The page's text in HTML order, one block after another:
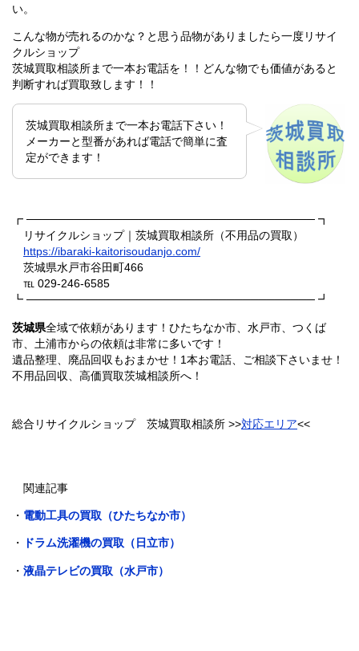
い。
こんな物が売れるのかな？と思う品物がありましたら一度リサイ
クルショップ
茨城買取相談所まで一本お電話を！！どんな物でも価値があると
判断すれば買取致します！！
茨城買取相談所まで一本お電話下さい！
メーカーと型番があれば電話で簡単に査
定ができます！
┏ ──────────────────────────────────── ┓
リサイクルショップ｜茨城買取相談所（不用品の買取）
https://ibaraki-kaitorisoudanjo.com/
茨城県水戸市谷田町466
℡ 029-246-6585
┗ ──────────────────────────────────── ┛
茨城県全域で依頼があります！ひたちなか市、水戸市、つくば
市、土浦市からの依頼は非常に多いです！
遺品整理、廃品回収もおまかせ！1本お電話、ご相談下さいませ！
不用品回収、高価買取茨城相談所へ！
総合リサイクルショップ 茨城買取相談所 >>対応エリア<<
関連記事
・ 電動工具の買取（ひたちなか市）
・ ドラム洗濯機の買取（日立市）
・ 液晶テレビの買取（水戸市）